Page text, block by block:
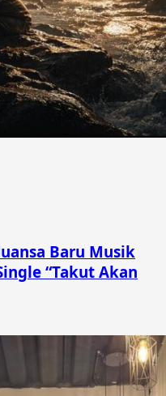
Baru Musik
“Takut Akan